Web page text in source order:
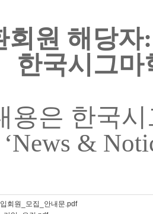
회원 해당자
한국시그
용은 한국
‘News &
회원_모집_안내문.pdf